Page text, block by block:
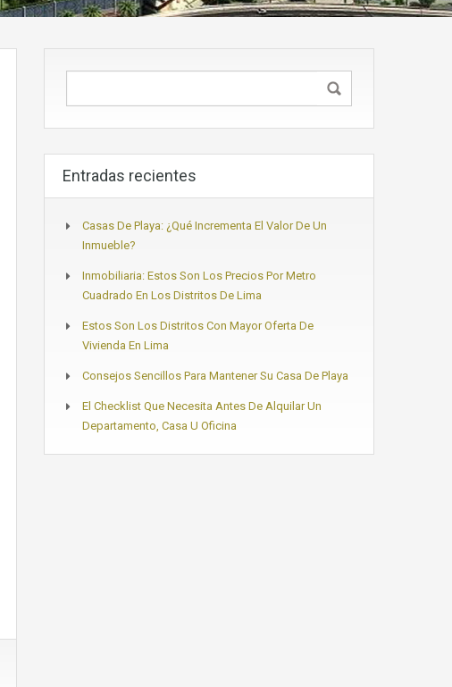
Entradas recientes
Casas De Playa: ¿Qué Incrementa El Valor De Un
Inmueble?
Inmobiliaria: Estos Son Los Precios Por Metro
Cuadrado En Los Distritos De Lima
Estos Son Los Distritos Con Mayor Oferta De
Vivienda En Lima
Consejos Sencillos Para Mantener Su Casa De Playa
El Checklist Que Necesita Antes De Alquilar Un
Departamento, Casa U Oficina